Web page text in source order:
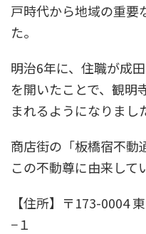
戸時代から地域の重要
た。
明治6年に、住職が成
を開いたことで、観明
まれるようになりまし
商店街の「板橋宿不動
この不動尊に由来して
【住所】〒173-0004
−１